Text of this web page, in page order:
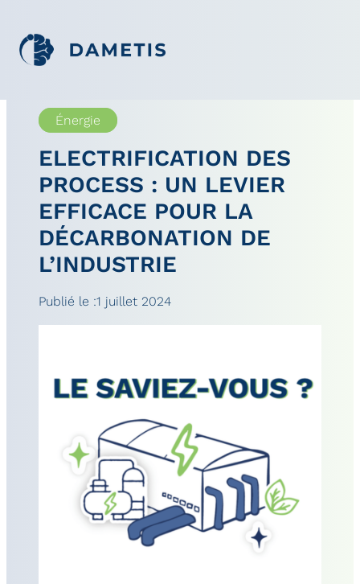
Énergie
ELECTRIFICATION DES
PROCESS : UN LEVIER
EFFICACE POUR LA
DÉCARBONATION DE
L’INDUSTRIE
Publié le :1 juillet 2024